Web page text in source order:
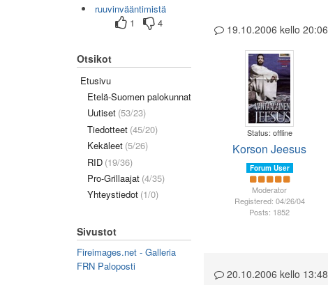
19.10.2006 kello 20:06
Status: offline
Korson Jeesus
Forum User
Moderator
Registered: 04/26/04
Posts: 1852
20.10.2006 kello 13:48
ruuvinvääntimistä
1
4
Otsikot
Etusivu
Etelä-Suomen palokunnat
Uutiset (53/23)
Tiedotteet (45/20)
Kekäleet (5/26)
RID (19/36)
Pro-Grillaajat (4/35)
Yhteystiedot (1/0)
Sivustot
Fireimages.net - Galleria
FRN Paloposti